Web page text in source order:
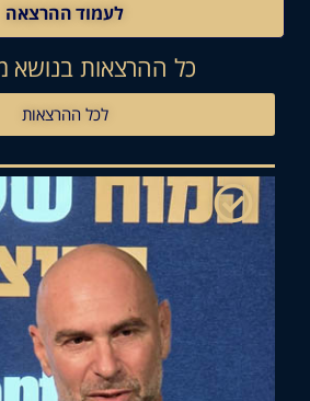
לעמוד ההרצאה
כל ההרצאות בנושא מנהיגות
לכל ההרצאות